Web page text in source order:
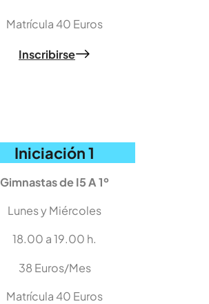
Matrícula 40 Euros
Inscribirse
Iniciación 1
Gimnastas de I5 A 1º
Lunes y Miércoles
18.00 a 19.00 h.
38 Euros/Mes
Matrícula 40 Euros